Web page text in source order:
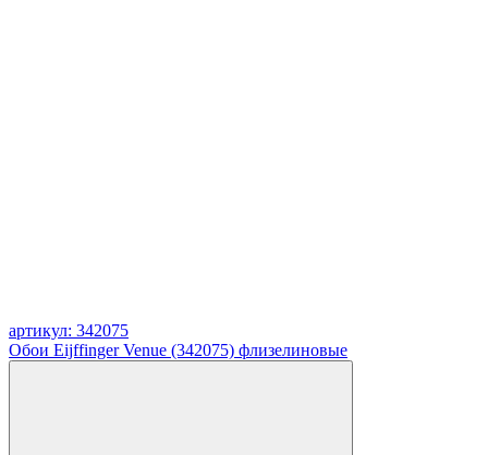
артикул: 342075
Обои Eijffinger Venue (342075) флизелиновые